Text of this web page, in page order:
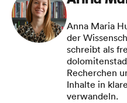
Anna Maria
der
schreibt als
Recherchen
Inhalte in
verwandeln.